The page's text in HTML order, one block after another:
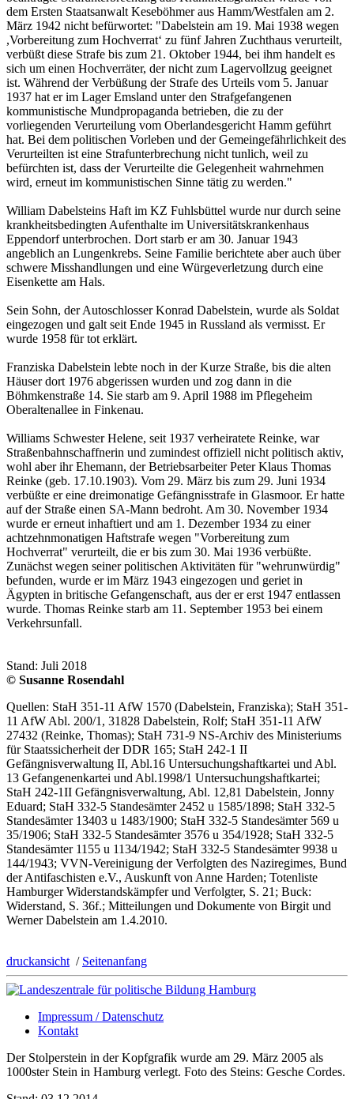
dem Ersten Staatsanwalt Keseböhmer aus Hamm/Westfalen am 2.
März 1942 nicht befürwortet: "Dabelstein am 19. Mai 1938 wegen
,Vorbereitung zum Hochverrat‘ zu fünf Jahren Zuchthaus verurteilt,
verbüßt diese Strafe bis zum 21. Oktober 1944, bei ihm handelt es
sich um einen Hochverräter, der nicht zum Lagervollzug geeignet
ist. Während der Verbüßung der Strafe des Urteils vom 5. Januar
1937 hat er im Lager Emsland unter den Strafgefangenen
kommunistische Mundpropaganda betrieben, die zu der
vorliegenden Verurteilung vom Oberlandesgericht Hamm geführt
hat. Bei dem politischen Vorleben und der Gemeingefährlichkeit des
Verurteilten ist eine Strafunterbrechung nicht tunlich, weil zu
befürchten ist, dass der Verurteilte die Gelegenheit wahrnehmen
wird, erneut im kommunistischen Sinne tätig zu werden."
William Dabelsteins Haft im KZ Fuhlsbüttel wurde nur durch seine
krankheitsbedingten Aufenthalte im Universitätskrankenhaus
Eppendorf unterbrochen. Dort starb er am 30. Januar 1943
angeblich an Lungenkrebs. Seine Familie berichtete aber auch über
schwere Misshandlungen und eine Würgeverletzung durch eine
Eisenkette am Hals.
Sein Sohn, der Autoschlosser Konrad Dabelstein, wurde als Soldat
eingezogen und galt seit Ende 1945 in Russland als vermisst. Er
wurde 1958 für tot erklärt.
Franziska Dabelstein lebte noch in der Kurze Straße, bis die alten
Häuser dort 1976 abgerissen wurden und zog dann in die
Böhmkenstraße 14. Sie starb am 9. April 1988 im Pflegeheim
Oberaltenallee in Finkenau.
Williams Schwester Helene, seit 1937 verheiratete Reinke, war
Straßenbahnschaffnerin und zumindest offiziell nicht politisch aktiv,
wohl aber ihr Ehemann, der Betriebsarbeiter Peter Klaus Thomas
Reinke (geb. 17.10.1903). Vom 29. März bis zum 29. Juni 1934
verbüßte er eine dreimonatige Gefängnisstrafe in Glasmoor. Er hatte
auf der Straße einen SA-Mann bedroht. Am 30. November 1934
wurde er erneut inhaftiert und am 1. Dezember 1934 zu einer
achtzehnmonatigen Haftstrafe wegen "Vorbereitung zum
Hochverrat" verurteilt, die er bis zum 30. Mai 1936 verbüßte.
Zunächst wegen seiner politischen Aktivitäten für "wehrunwürdig"
befunden, wurde er im März 1943 eingezogen und geriet in
Ägypten in britische Gefangenschaft, aus der er erst 1947 entlassen
wurde. Thomas Reinke starb am 11. September 1953 bei einem
Verkehrsunfall.
Stand: Juli 2018
© Susanne Rosendahl
Quellen: StaH 351-11 AfW 1570 (Dabelstein, Franziska); StaH 351-
11 AfW Abl. 200/1, 31828 Dabelstein, Rolf; StaH 351-11 AfW
27432 (Reinke, Thomas); StaH 731-9 NS-Archiv des Ministeriums
für Staatssicherheit der DDR 165; StaH 242-1 II
Gefängnisverwaltung II, Abl.16 Untersuchungshaftkartei und Abl.
13 Gefangenenkartei und Abl.1998/1 Untersuchungshaftkartei;
StaH 242-1II Gefängnisverwaltung, Abl. 12,81 Dabelstein, Jonny
Eduard; StaH 332-5 Standesämter 2452 u 1585/1898; StaH 332-5
Standesämter 13403 u 1483/1900; StaH 332-5 Standesämter 569 u
35/1906; StaH 332-5 Standesämter 3576 u 354/1928; StaH 332-5
Standesämter 1155 u 1134/1942; StaH 332-5 Standesämter 9938 u
144/1943; VVN-Vereinigung der Verfolgten des Naziregimes, Bund
der Antifaschisten e.V., Auskunft von Anne Harden; Totenliste
Hamburger Widerstandskämpfer und Verfolgter, S. 21; Buck:
Widerstand, S. 36f.; Mitteilungen und Dokumente von Birgit und
Werner Dabelstein am 1.4.2010.
druckansicht / Seitenanfang
Impressum / Datenschutz
Kontakt
Der Stolperstein in der Kopfgrafik wurde am 29. März 2005 als
1000ster Stein in Hamburg verlegt. Foto des Steins: Gesche Cordes.